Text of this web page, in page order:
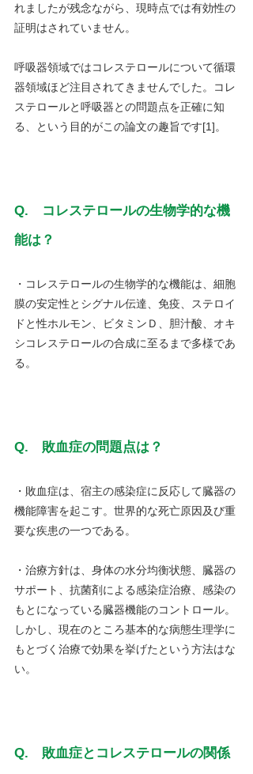
れましたが残念ながら、現時点では有効性の
証明はされていません。
呼吸器領域ではコレステロールについて循環
器領域ほど注目されてきませんでした。コレ
ステロールと呼吸器との問題点を正確に知
る、という目的がこの論文の趣旨です[1]。
Q.　コレステロールの生物学的な機
能は？
・コレステロールの生物学的な機能は、細胞
膜の安定性とシグナル伝達、免疫、ステロイ
ドと性ホルモン、ビタミンＤ、胆汁酸、オキ
シコレステロールの合成に至るまで多様であ
る。
Q.　敗血症の問題点は？
・敗血症は、宿主の感染症に反応して臓器の
機能障害を起こす。世界的な死亡原因及び重
要な疾患の一つである。
・治療方針は、身体の水分均衡状態、臓器の
サポート、抗菌剤による感染症治療、感染の
もとになっている臓器機能のコントロール。
しかし、現在のところ基本的な病態生理学に
もとづく治療で効果を挙げたという方法はな
い。
Q.　敗血症とコレステロールの関係